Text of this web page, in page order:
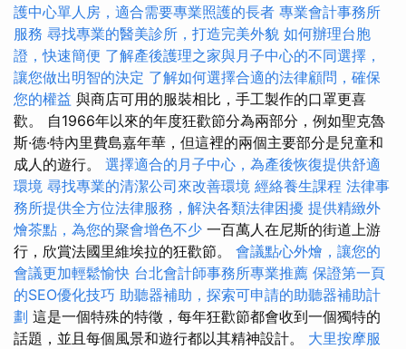
護中心單人房，適合需要專業照護的長者 專業會計事務所
服務 尋找專業的醫美診所，打造完美外貌 如何辦理台胞
證，快速簡便 了解產後護理之家與月子中心的不同選擇，
讓您做出明智的決定 了解如何選擇合適的法律顧問，確保
您的權益 與商店可用的服裝相比，手工製作的口罩更喜
歡。 自1966年以來的年度狂歡節分為兩部分，例如聖克魯
斯·德·特內里費島嘉年華，但這裡的兩個主要部分是兒童和
成人的遊行。 選擇適合的月子中心，為產後恢復提供舒適
環境 尋找專業的清潔公司來改善環境 經絡養生課程 法律事
務所提供全方位法律服務，解決各類法律困擾 提供精緻外
燴茶點，為您的聚會增色不少 一百萬人在尼斯的街道上游
行，欣賞法國里維埃拉的狂歡節。 會議點心外燴，讓您的
會議更加輕鬆愉快 台北會計師事務所專業推薦 保證第一頁
的SEO優化技巧 助聽器補助，探索可申請的助聽器補助計
劃 這是一個特殊的特徵，每年狂歡節都會收到一個獨特的
話題，並且每個風景和遊行都以其精神設計。 大里按摩服